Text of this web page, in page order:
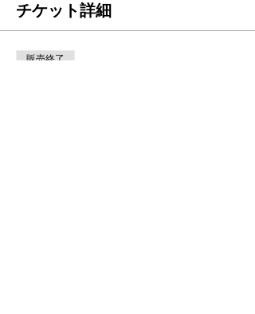
チケット詳細
販売終了